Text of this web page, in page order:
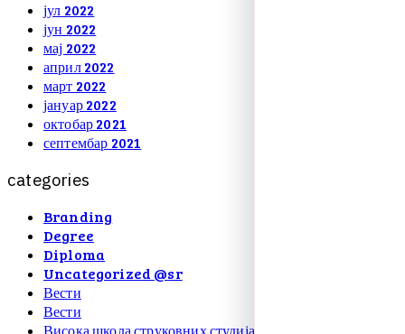
јул 2022
јун 2022
мај 2022
април 2022
март 2022
јануар 2022
октобар 2021
септембар 2021
categories
Branding
Degree
Diploma
Uncategorized @sr
Вести
Вести